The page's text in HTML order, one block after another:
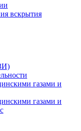
вскрытия
газами и
газами и